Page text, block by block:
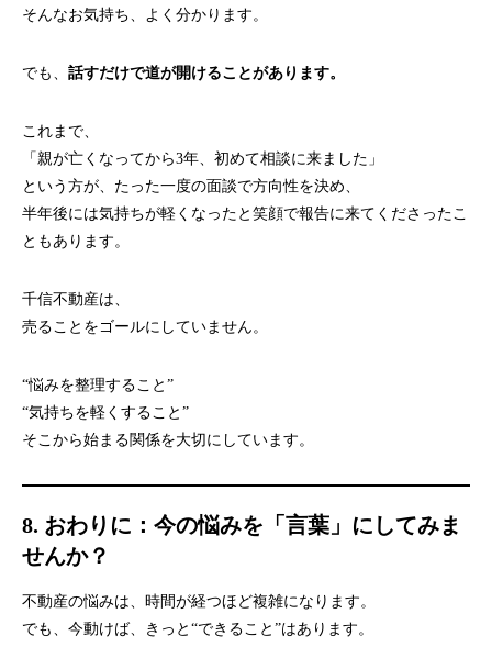
そんなお気持ち、よく分かります。
でも、 話すだけで道が開けることがあります。
これまで、
「親が亡くなってから3年、初めて相談に来ました」
という方が、たった一度の面談で方向性を決め、
半年後には気持ちが軽くなったと笑顔で報告に来てくださったこ
ともあります。
千信不動産は、
売ることをゴールにしていません。
“悩みを整理すること”
“気持ちを軽くすること”
そこから始まる関係を大切にしています。
8. おわりに：今の悩みを「言葉」にしてみま
せんか？
不動産の悩みは、時間が経つほど複雑になります。
でも、今動けば、きっと“できること”はあります。